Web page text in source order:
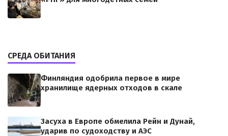
СРЕДА ОБИТАНИЯ
Финляндия одобрила первое в мире
хранилище ядерных отходов в скале
Засуха в Европе обмелила Рейн и Дунай,
ударив по судоходству и АЭС